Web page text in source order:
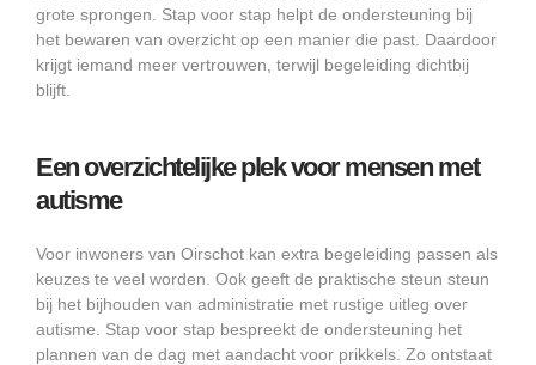
grote sprongen. Stap voor stap helpt de ondersteuning bij
het bewaren van overzicht op een manier die past. Daardoor
krijgt iemand meer vertrouwen, terwijl begeleiding dichtbij
blijft.
Een overzichtelijke plek voor mensen met
autisme
Voor inwoners van Oirschot kan extra begeleiding passen als
keuzes te veel worden. Ook geeft de praktische steun steun
bij het bijhouden van administratie met rustige uitleg over
autisme. Stap voor stap bespreekt de ondersteuning het
plannen van de dag met aandacht voor prikkels. Zo ontstaat